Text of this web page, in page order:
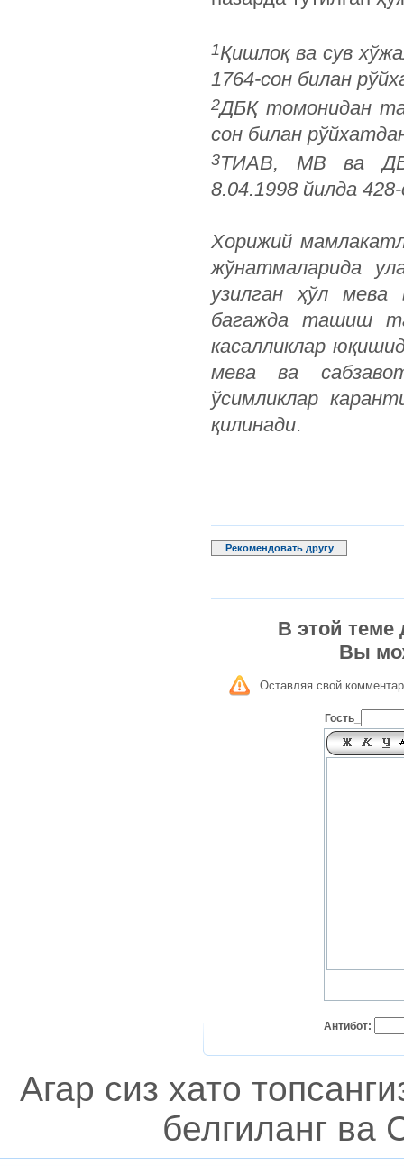
1Қишлоқ ва сув
1764-сон билан
2ДБҚ томонидан
сон билан
3ТИАВ, МВ ва
8.04.1998 йилда
Хорижий
жўнатмаларида
узилган ҳўл мева
багажда ташиш
касалликлар
мева ва
ўсимликлар
қилинади.
Рекомендовать другу
В этой теме
Вы
Оставляя свой
Гость_
Антибот:
Агар сиз хато
белгиланг ва